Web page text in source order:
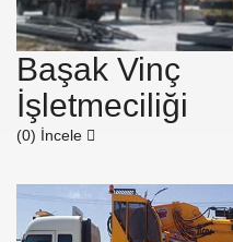
Başak Vinç
İşletmeciliği
(0) İncele